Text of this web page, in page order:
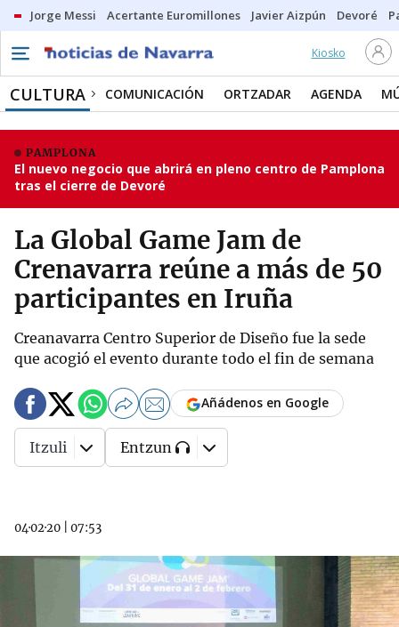
Jorge Messi Acertante Euromillones Javier Aizpún Devoré
Kiosko
CULTURA COMUNICACIÓN ORTZADAR AGENDA
PAMPLONA
El nuevo negocio que abrirá en pleno centro de Pamplona
tras el cierre de Devoré
La Global Game Jam de
Crenavarra reúne a más de 50
participantes en Iruña
Creanavarra Centro Superior de Diseño fue la sede
que acogió el evento durante todo el fin de semana
04·02·20 07:53
Añádenos en Google
Itzuli Entzun